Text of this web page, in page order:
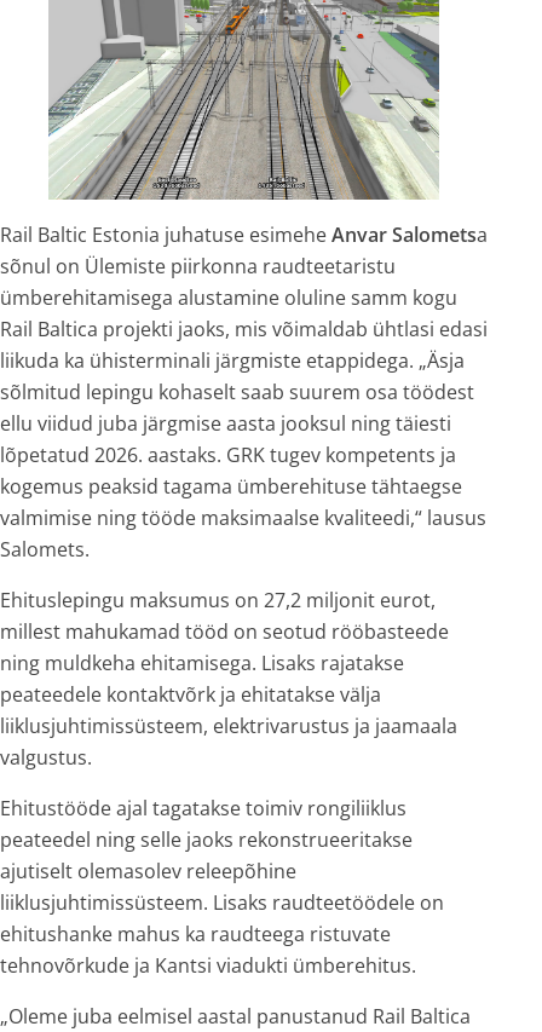
Rail Baltic Estonia juhatuse esimeheAnvar Salometsa
sõnul on Ülemiste piirkonna raudteetaristu
ümberehitamisega alustamine oluline samm kogu
Rail Baltica projekti jaoks, mis võimaldab ühtlasi edasi
liikuda ka ühisterminali järgmiste etappidega. „Äsja
sõlmitud lepingu kohaselt saab suurem osa töödest
ellu viidud juba järgmise aasta jooksul ning täiesti
lõpetatud 2026. aastaks. GRK tugev kompetents ja
kogemus peaksid tagama ümberehituse tähtaegse
valmimise ning tööde maksimaalse kvaliteedi,“ lausus
Salomets.
Ehituslepingu maksumus on 27,2 miljonit eurot,
millest mahukamad tööd on seotud rööbasteede
ning muldkeha ehitamisega. Lisaks rajatakse
peateedele kontaktvõrk ja ehitatakse välja
liiklusjuhtimissüsteem, elektrivarustus ja jaamaala
valgustus.
Ehitustööde ajal tagatakse toimiv rongiliiklus
peateedel ning selle jaoks rekonstrueeritakse
ajutiselt olemasolev releepõhine
liiklusjuhtimissüsteem. Lisaks raudteetöödele on
ehitushanke mahus ka raudteega ristuvate
tehnovõrkude ja Kantsi viadukti ümberehitus.
„Oleme juba eelmisel aastal panustanud Rail Baltica